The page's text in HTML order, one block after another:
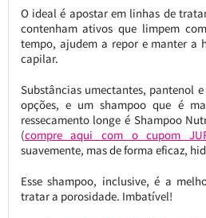
O ideal é apostar em linhas de
contenham ativos que limpem
tempo, ajudem a repor e manter a
capilar.
Substâncias umectantes, pantenol
opções, e um shampoo que é
ressecamento longe é Shampoo
(compre aqui com o cupom
suavemente, mas de forma eficaz,
Esse shampoo, inclusive, é a
tratar a porosidade. Imbatível!